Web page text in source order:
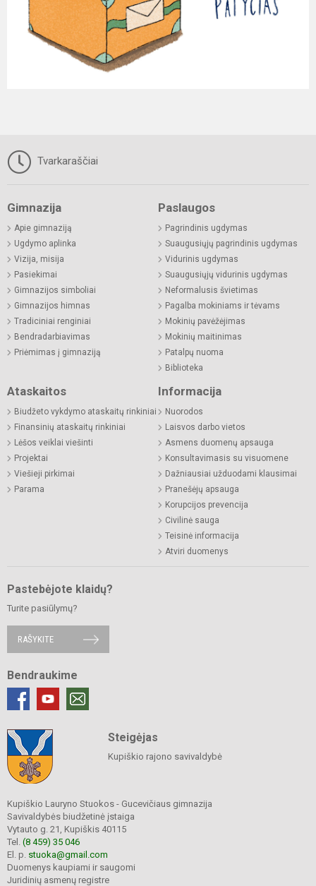
Tvarkaraščiai
Gimnazija
Apie gimnaziją
Ugdymo aplinka
Vizija, misija
Pasiekimai
Gimnazijos simboliai
Gimnazijos himnas
Tradiciniai renginiai
Bendradarbiavimas
Priėmimas į gimnaziją
Paslaugos
Pagrindinis ugdymas
Suaugusiųjų pagrindinis ugdymas
Vidurinis ugdymas
Suaugusiųjų vidurinis ugdymas
Neformalusis švietimas
Pagalba mokiniams ir tėvams
Mokinių pavėžėjimas
Mokinių maitinimas
Patalpų nuoma
Biblioteka
Ataskaitos
Biudžeto vykdymo ataskaitų rinkiniai
Finansinių ataskaitų rinkiniai
Lėšos veiklai viešinti
Projektai
Viešieji pirkimai
Parama
Informacija
Nuorodos
Laisvos darbo vietos
Asmens duomenų apsauga
Konsultavimasis su visuomene
Dažniausiai užduodami klausimai
Pranešėjų apsauga
Korupcijos prevencija
Civilinė sauga
Teisinė informacija
Atviri duomenys
Pastebėjote klaidų?
Turite pasiūlymų?
RAŠYKITE
Bendraukime
Steigėjas
Kupiškio rajono savivaldybė
Kupiškio Lauryno Stuokos - Gucevičiaus gimnazija
Savivaldybės biudžetinė įstaiga
Vytauto g. 21, Kupiškis 40115
Tel. (8 459) 35 046
El. p. stuoka@gmail.com
Duomenys kaupiami ir saugomi
Juridinių asmenų registre